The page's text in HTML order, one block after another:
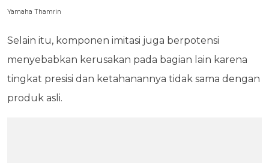
Yamaha Thamrin
Selain itu, komponen imitasi juga berpotensi
menyebabkan kerusakan pada bagian lain karena
tingkat presisi dan ketahanannya tidak sama dengan
produk asli.